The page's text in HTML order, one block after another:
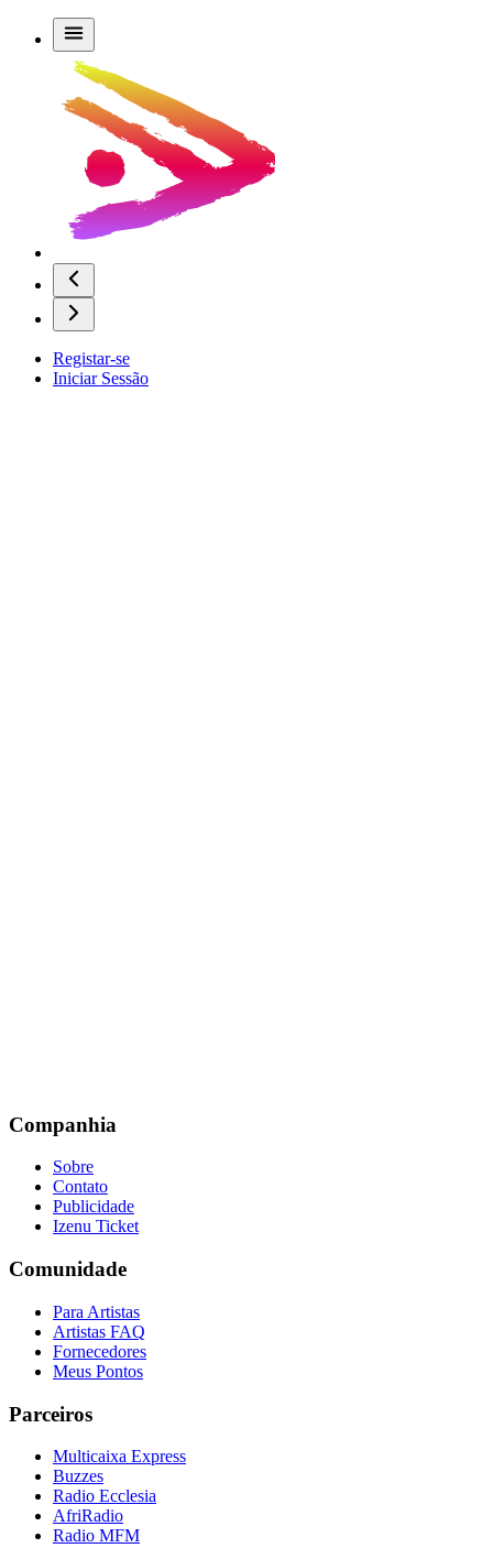
Registar-se
Iniciar Sessão
Companhia
Sobre
Contato
Publicidade
Izenu Ticket
Comunidade
Para Artistas
Artistas FAQ
Fornecedores
Meus Pontos
Parceiros
Multicaixa Express
Buzzes
Radio Ecclesia
AfriRadio
Radio MFM